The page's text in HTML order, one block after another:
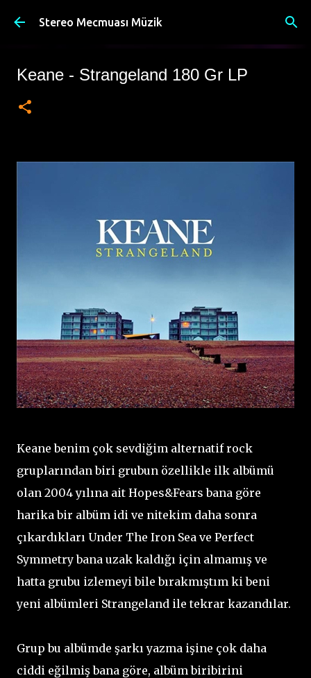
Ana içeriğe atla
Stereo Mecmuası Müzik
Keane - Strangeland 180 Gr LP
Keane benim çok sevdiğim alternatif rock
gruplarından biri grubun özellikle ilk albümü
olan 2004 yılına ait Hopes&Fears bana göre
harika bir albüm idi ve nitekim daha sonra
çıkardıkları Under The Iron Sea ve Perfect
Symmetry bana uzak kaldığı için almamış ve
hatta grubu izlemeyi bile bırakmıştım ki beni
yeni albümleri Strangeland ile tekrar kazandılar.
Grup bu albümde şarkı yazma işine çok daha
ciddi eğilmiş bana göre, albüm biribirini